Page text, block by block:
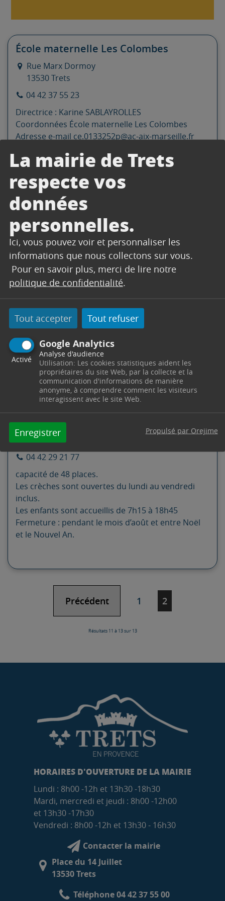
La mairie de Trets
respecte vos
données
personnelles.
Ici, vous pouvez voir et personnaliser les
informations que nous collectons sur vous.
Pour en savoir plus, merci de lire notre
politique de confidentialité.
Tout accepter Tout refuser
Google Analytics
Activé
Analyse d'audience
Utilisation: Les cookies statistiques aident les
propriétaires du site Web, par la collecte et la
communication d'informations de manière
anonyme, à comprendre comment les visiteurs
interagissent avec le site Web.
Enregistrer Propulsé par Orejime
École maternelle Les Colombes
Rue Marx Dormoy
13530Trets
04 42 37 55 23
Directrice : Karine SABLAYROLLES
Coordonnées École maternelle Les Colombes
Adresse e-mail ce.0133252p@ac-aix-marseille.fr
CONTACTER
Crèche La libellule
Ancien Chemin de Peynier
13530Trets
04 42 50 57 17
capacité de 50 places
inclus.
Les enfants sont accueillis de 7h15 à 18h45
Fermeture : pendant le mois d’août et entre Noël
et le Nouvel A
Avenue Frédéric Mistral
13530Trets
04 42 29 21 77
capacité de 48 places.
Les crèches sont ouvertes du lundi au vendredi
inclus.
Les enfants sont accueillis de 7h15 à 18h45
Fermeture : pendant le mois d’août et entre Noël
et le Nouvel An.
Navigation
Précédent Page
1 Page
2
Résultats 11 à 13 sur 13
HORAIRES D'OUVERTURE DE LA MAIRIE
Lundi : 8h00 -12h et 13h30 -18h30
Mardi, mercredi et jeudi : 8h00 -12h00
et 13h30 -17h30
Vendredi : 8h00 -12h et 13h30 - 16h30
Contacter la mairie
Place du 14 Juillet
13530 Trets
Téléphone 04 42 37 55 00